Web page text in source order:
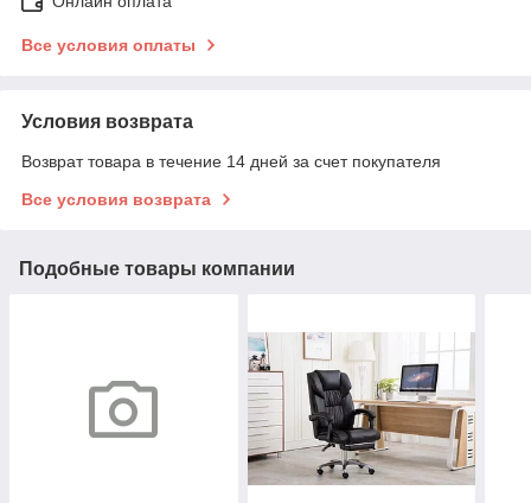
Все условия оплаты
Условия возврата
Возврат товара в течение 14 дней за счет покупателя
Все условия возврата
Подобные товары компании